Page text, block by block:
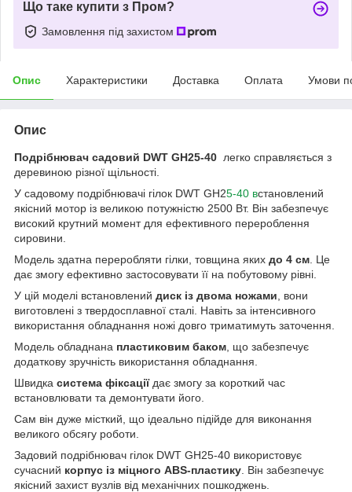
Що таке купити з Пром?
Замовлення під захистом
Опис Характеристики Доставка Оплата Умови
Опис
Подрібнювач садовий DWT GH25-40 легко справляється з
деревиною різної щільності.
У садовому подрібнювачі гілок DWT GH25-40 встановлений
якісний мотор із великою потужністю 2500 Вт. Він забезпечує
високий крутний момент для ефективного перероблення
сировини.
Модель здатна переробляти гілки, товщина яких до 4 см . Це
дає змогу ефективно застосовувати її на побутовому рівні.
У цій моделі встановлений диск із двома ножами , вони
виготовлені з твердосплавної сталі. Навіть за інтенсивного
використання обладнання ножі довго триматимуть заточення.
Модель обладнана пластиковим баком , що забезпечує
додаткову зручність використання обладнання.
Швидка система фіксаціїдає змогу за короткий час
встановлювати та демонтувати його.
Сам він дуже місткий, що ідеально підійде для виконання
великого обсягу роботи.
Задовий подрібнювач гілок DWT GH25-40 використовує
сучасний корпус із міцного ABS-пластику . Він забезпечує
якісний захист вузлів від механічних пошкоджень.